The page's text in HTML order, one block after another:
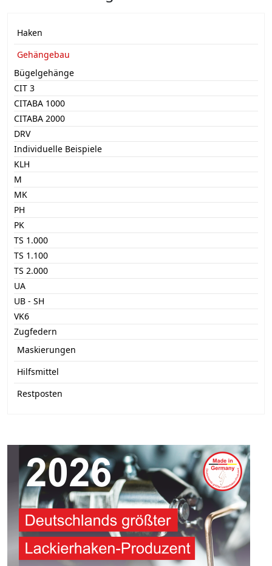
Haken
Gehängebau
Bügelgehänge
CIT 3
CITABA 1000
CITABA 2000
DRV
Individuelle Beispiele
KLH
M
MK
PH
PK
TS 1.000
TS 1.100
TS 2.000
UA
UB - SH
VK6
Zugfedern
Maskierungen
Hilfsmittel
Restposten